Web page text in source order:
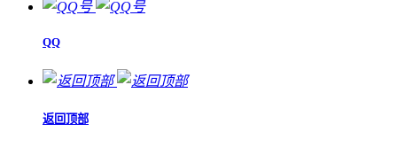
QQ
返回顶部